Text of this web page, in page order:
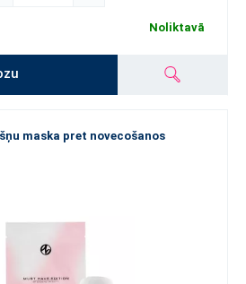
Noliktavā
maska pret novecošanos